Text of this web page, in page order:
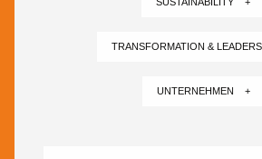
TRANSFORMATION &
UNTERNEHMEN +